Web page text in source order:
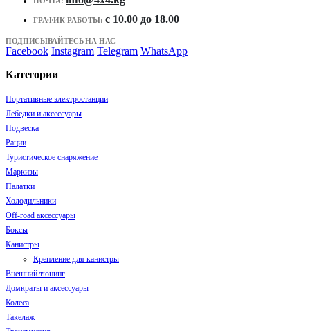
ГРАФИК РАБОТЫ: c 10.00 до 18.00
ПОДПИСЫВАЙТЕСЬ НА НАС
Facebook Instagram Telegram WhatsApp
Категории
Портативные электростанции
Лебедки и аксессуары
Подвеска
Рации
Туристическое снаряжение
Маркизы
Палатки
Холодильники
Off-road аксессуары
Боксы
Канистры
Крепление для канистры
Внешний тюнинг
Домкраты и аксессуары
Колеса
Такелаж